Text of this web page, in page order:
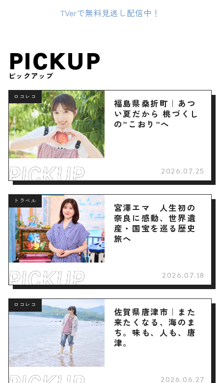
TVerで無料見逃し配信中！
PICKUP
ピックアップ
ロコレコ
福島県桑折町｜あつ
い夏だから 桃づくし
の”こおり”へ
2026.07.25
トラベル
宮澤エマ 人生初の
奈良に感動、世界遺
産・国宝を巡る歴史
旅へ
2026.07.18
ロコレコ
佐賀県唐津市｜また
来たくなる、海のま
ち。味も、人も、唐
津。
2026.06.27